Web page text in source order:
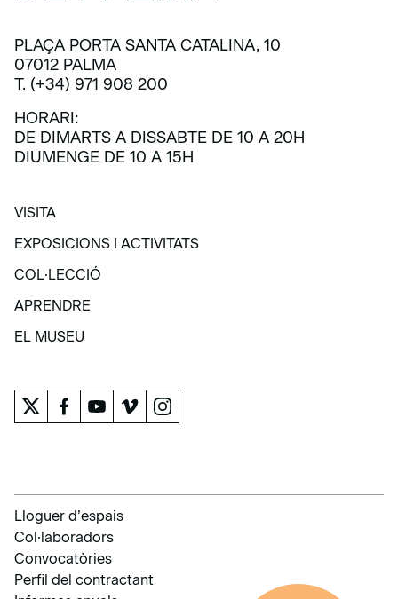
PLAÇA PORTA SANTA CATALINA, 10
07012 PALMA
T. (+34) 971 908 200
HORARI:
DE DIMARTS A DISSABTE DE 10 A 20H
DIUMENGE DE 10 A 15H
VISITA
VISITA
EXPOSICIONS I ACTIVITATS
EXPOSICIONS I ACTIVITATS
COL·LECCIÓ
COL·LECCIÓ
APRENDRE
APRENDRE
EL MUSEU
Lloguer d’espais
Col·laboradors
Convocatòries
Perfil del contractant